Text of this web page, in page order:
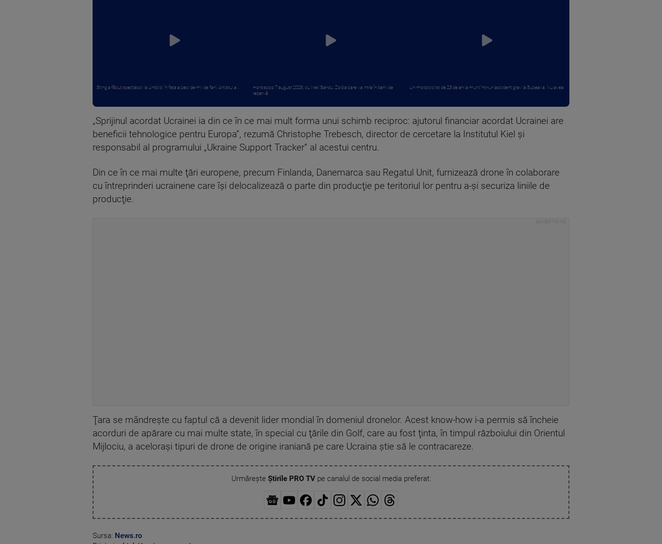
Sting a făcut spectacol la Untold, în fața a zeci de mii de fani. Artistul a ...
Horoscop 7 august 2026, cu Neti Sandu. Zodia care va intra în banii de
rezervă
Un motociclist de 23 de ani a murit într-un accident grav la Suceava. Nu avea
„Sprijinul acordat Ucrainei ia din ce în ce mai mult forma unui schimb reciproc: ajutorul financiar acordat Ucrainei are
beneficii tehnologice pentru Europa”, rezumă Christophe Trebesch, director de cercetare la Institutul Kiel şi
responsabil al programului „Ukraine Support Tracker” al acestui centru.
Din ce în ce mai multe ţări europene, precum Finlanda, Danemarca sau Regatul Unit, furnizează drone în colaborare
cu întreprinderi ucrainene care îşi delocalizează o parte din producţie pe teritoriul lor pentru a-şi securiza liniile de
producţie.
Ţara se mândreşte cu faptul că a devenit lider mondial în domeniul dronelor. Acest know-how i-a permis să încheie
acorduri de apărare cu mai multe state, în special cu ţările din Golf, care au fost ţinta, în timpul războiului din Orientul
Mijlociu, a aceloraşi tipuri de drone de origine iraniană pe care Ucraina ştie să le contracareze.
Urmărește Știrile PRO TVpe canalul de social media preferat:
Sursa: News.ro